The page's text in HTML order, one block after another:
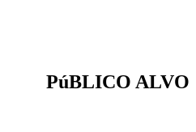
PúBLICO ALVO